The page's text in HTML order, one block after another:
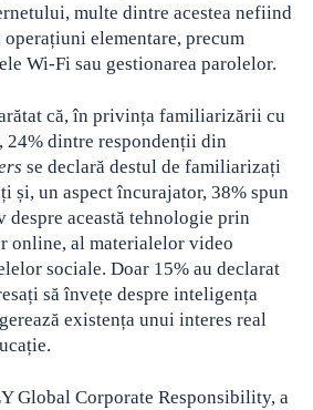
multe dintre acestea nefiind
operațiuni elementare, precum
Wi-Fi sau gestionarea parolelor.
că, în privința familiarizării cu
dintre respondenții din
se declară destul de familiarizați
și, un aspect încurajator, 38% spun
despre această tehnologie prin
online, al materialelor video
sociale. Doar 15% au declarat
să învețe despre inteligența
existența unui interes real
Global Corporate Responsibility, a